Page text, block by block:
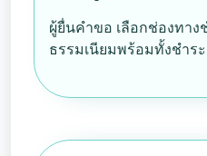
ผู้ยื่นคำขอ เลือกช่องทาง
ธรรมเนียมพร้อมทั้งชำร